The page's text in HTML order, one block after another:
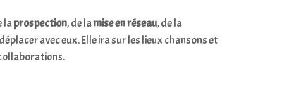
laprospection, de lamise en réseau, de la
avec eux. Elle ira sur les lieux chansons et